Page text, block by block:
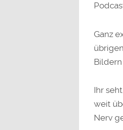
Ganz
Ihr
weit
Nerv